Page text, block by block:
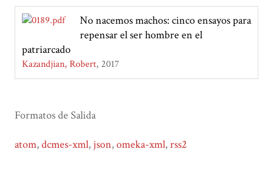
No nacemos machos: cinco ensayos para
repensar el ser hombre en el
patriarcado
Kazandjian, Robert 2017
Formatos de Salida
atom,dcmes-xml, json,omeka-xml,rss2